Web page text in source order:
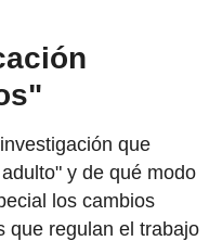
que
y de qué modo
los cambios
que regulan el trabajo